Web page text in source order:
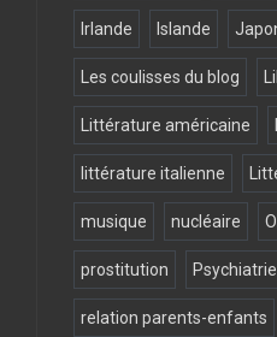
Irlande Islande
Les coulisses du blog
Littérature américaine
littérature italienne
musique nucléaire
prostitution Psychiatrie
relation parents-enfants